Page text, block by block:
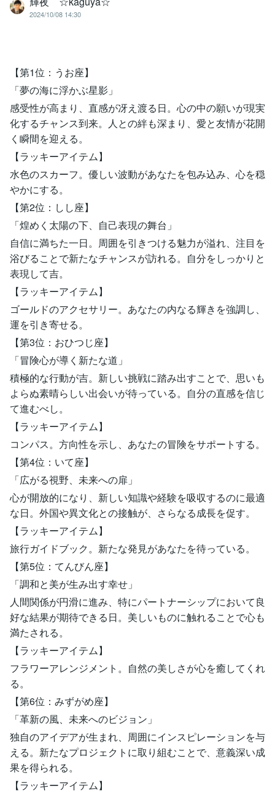
2024/10/08 14:30
【第1位：うお座】
「夢の海に浮かぶ星影」
感受性が高まり、直感が冴え渡る日。心の中の願いが現実
化するチャンス到来。人との絆も深まり、愛と友情が花開
く瞬間を迎える。
【ラッキーアイテム】
水色のスカーフ。優しい波動があなたを包み込み、心を穏
やかにする。
【第2位：しし座】
「煌めく太陽の下、自己表現の舞台」
自信に満ちた一日。周囲を引きつける魅力が溢れ、注目を
浴びることで新たなチャンスが訪れる。自分をしっかりと
表現して吉。
【ラッキーアイテム】
ゴールドのアクセサリー。あなたの内なる輝きを強調し、
運を引き寄せる。
【第3位：おひつじ座】
「冒険心が導く新たな道」
積極的な行動が吉。新しい挑戦に踏み出すことで、思いも
よらぬ素晴らしい出会いが待っている。自分の直感を信じ
て進むべし。
【ラッキーアイテム】
コンパス。方向性を示し、あなたの冒険をサポートする。
【第4位：いて座】
「広がる視野、未来への扉」
心が開放的になり、新しい知識や経験を吸収するのに最適
な日。外国や異文化との接触が、さらなる成長を促す。
【ラッキーアイテム】
旅行ガイドブック。新たな発見があなたを待っている。
【第5位：てんびん座】
「調和と美が生み出す幸せ」
人間関係が円滑に進み、特にパートナーシップにおいて良
好な結果が期待できる日。美しいものに触れることで心も
満たされる。
【ラッキーアイテム】
フラワーアレンジメント。自然の美しさが心を癒してくれ
る。
【第6位：みずがめ座】
「革新の風、未来へのビジョン」
独自のアイデアが生まれ、周囲にインスピレーションを与
える。新たなプロジェクトに取り組むことで、意義深い成
果を得られる。
【ラッキーアイテム】